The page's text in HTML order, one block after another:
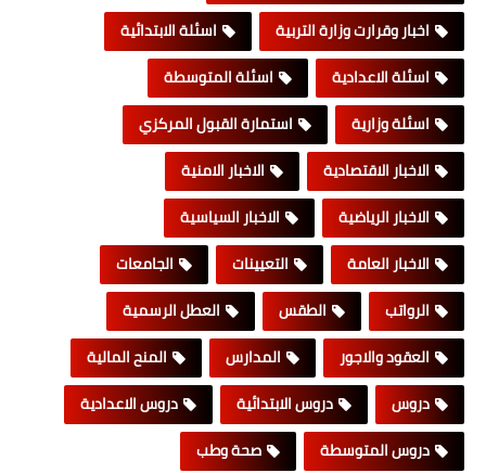
اخبار وقرارت وزارة التربية
اسئلة الابتدائية
اسئلة الاعدادية
اسئلة المتوسطة
اسئلة وزارية
استمارة القبول المركزي
الاخبار الاقتصادية
الاخبار الامنية
الاخبار الرياضية
الاخبار السياسية
الاخبار العامة
التعيينات
الجامعات
الرواتب
الطقس
العطل الرسمية
العقود والاجور
المدارس
المنح المالية
دروس
دروس الابتدائية
دروس الاعدادية
دروس المتوسطة
صحة وطب